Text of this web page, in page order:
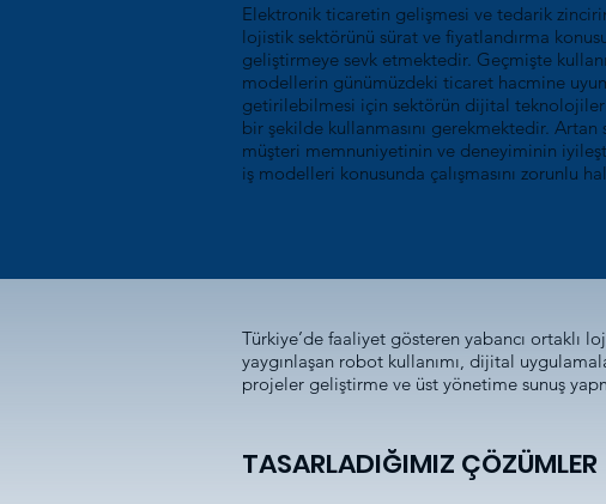
Türkiye’de faaliyet gösteren yabancı
yaygınlaşan robot kullanımı, dijital
projeler geliştirme ve üst yönetime sunuş
TASARLADIĞIMIZ ÇÖZÜMLER
Elektronik ticaretin gelişmesi ve tedarik
lojistik sektörünü sürat ve fiyatlandırma
geliştirmeye sevk etmektedir. Geçmişte
modellerin günümüzdeki ticaret hacmine
getirilebilmesi için sektörün dijital
bir şekilde kullanmasını gerekmektedir. Artan
müşteri memnuniyetinin ve deneyiminin
iş modelleri konusunda çalışmasını zorunlu